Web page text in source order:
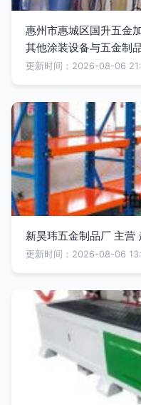
惠州市惠城区国升五金
其他涂装设备与五金制
更新时间：2026-08-06
新昊玮五金制品厂 主营
更新时间：2026-08-06